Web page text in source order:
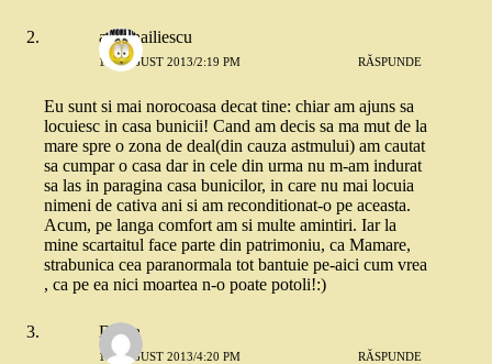
adelinailiescu
17 AUGUST 2013/2:19 PM RĂSPUNDE
Eu sunt si mai norocoasa decat tine: chiar am ajuns sa
locuiesc in casa bunicii! Cand am decis sa ma mut de la
mare spre o zona de deal(din cauza astmului) am cautat
sa cumpar o casa dar in cele din urma nu m-am indurat
sa las in paragina casa bunicilor, in care nu mai locuia
nimeni de cativa ani si am reconditionat-o pe aceasta.
Acum, pe langa comfort am si multe amintiri. Iar la
mine scartaitul face parte din patrimoniu, ca Mamare,
strabunica cea paranormala tot bantuie pe-aici cum vrea
, ca pe ea nici moartea n-o poate potoli!:)
Diana
17 AUGUST 2013/4:20 PM RĂSPUNDE